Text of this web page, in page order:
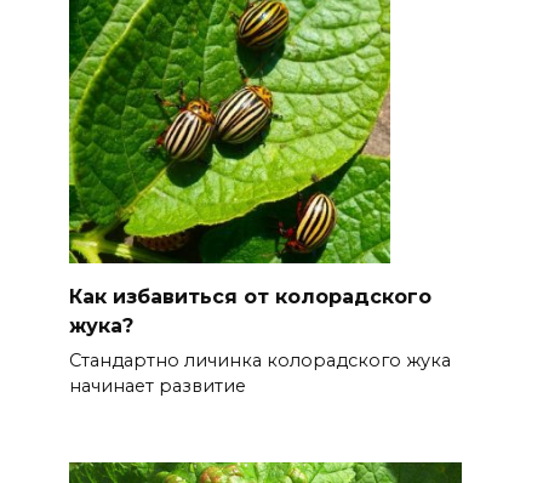
Как избавиться от колорадского
жука?
Стандартно личинка колорадского жука
начинает развитие